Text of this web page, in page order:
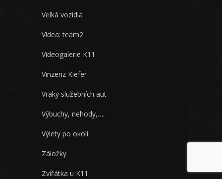
Velká vozidla
Videa: team2
Videogalerie K11
Vinzenz Kiefer
Vraky služebních aut
Výbuchy, nehody,….
Výlety po okolí
Záložky
Zvířátka u K11